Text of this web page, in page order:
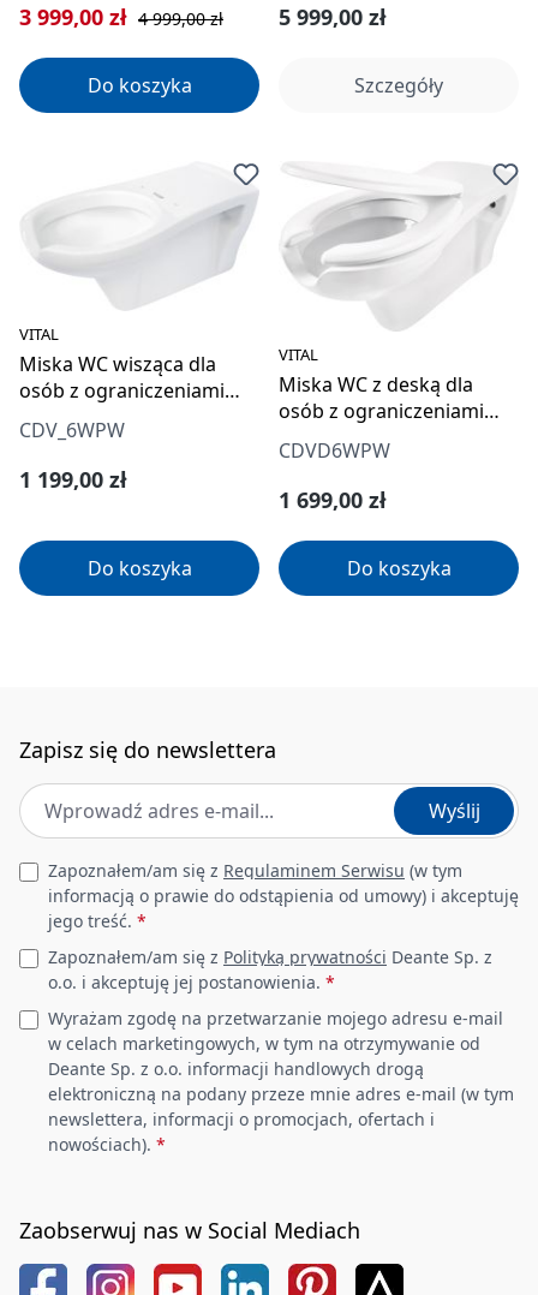
Cena sprzedaży:
3 999,00 zł Cena regularna:
4 999,00 zł
Do koszyka
Cena regularna:
5 999,00 zł
Szczegóły
VITAL
Miska WC wisząca dla
osób z ograniczeniami
ruchowymi
CDV_6WPW
Cena regularna:
1 199,00 zł
Do koszyka
VITAL
Miska WC z deską dla
osób z ograniczeniami
ruchowymi
CDVD6WPW
Cena regularna:
1 699,00 zł
Do koszyka
Zapisz się do newslettera
Adres e-mail *
Wyślij
Leave this field empty
Zapoznałem/am się z Regulaminem Serwisu (w tym
informacją o prawie do odstąpienia od umowy) i akceptuję
jego treść. *
Zapoznałem/am się z Polityką prywatności Deante Sp. z
o.o. i akceptuję jej postanowienia. *
Wyrażam zgodę na przetwarzanie mojego adresu e-mail
w celach marketingowych, w tym na otrzymywanie od
Deante Sp. z o.o. informacji handlowych drogą
elektroniczną na podany przeze mnie adres e-mail (w tym
newslettera, informacji o promocjach, ofertach i
nowościach). *
Zaobserwuj nas w Social Mediach